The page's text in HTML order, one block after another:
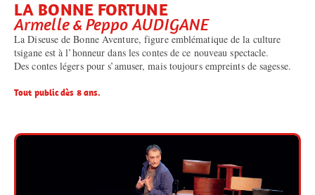
LA BONNE FORTUNE
Armelle & Peppo AUDIGANE
La Diseuse de Bonne Aventure, figure emblématique de la culture
tsigane est à l’honneur dans les contes de ce nouveau spectacle.
Des contes légers pour s’amuser, mais toujours empreints de sagesse.
Tout public dès 8 ans.